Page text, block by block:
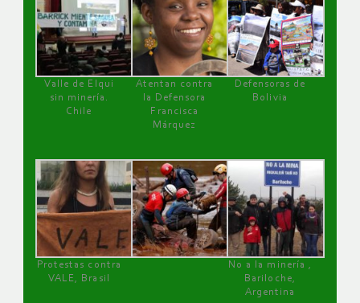
Valle de Elqui
sin minería.
Chile
Atentan contra
la Defensora
Francisca
Márquez
Defensoras de
Bolivia
Protestas contra
VALE, Brasil
No a la minería ,
Bariloche,
Argentina